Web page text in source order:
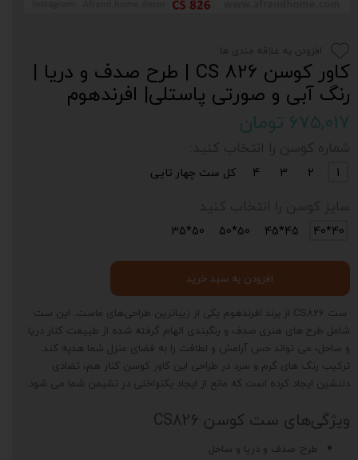
کاور کوسن CS 826 | طرح صدف و دریا |
رنگ‌ آبی و صورتی پاستلی| افرندهوم
۶۷۵,۰۱۷ تومان
ست CS826 از برند افرندهوم یکی از زیباترین طراحی‌های ماست. این ست
شامل طرح های هنری صدف و رنگبندی الهام گرفته شده از طبیعت کنار دریا
و ساحل، می تواند حس آرامش و لطافت را به فضای منزل شما هدیه کند.
ترکیب رنگ های گرم و سرد در طراحی این کاور کوسن کنار هم، تضادی
دلنشین ایجاد کرده است که مانع از ایجاد یکنواختی در نشیمن شما می شود.
ویژگی‌های ست کوسن CS826
طرح: صدف و دریا و ساحل
1
2
3
4 کل ست چهار تایی
40*40
45*45
50*50
50*35
افزودن به سبد خرید
افزودن به علاقه مندی ها